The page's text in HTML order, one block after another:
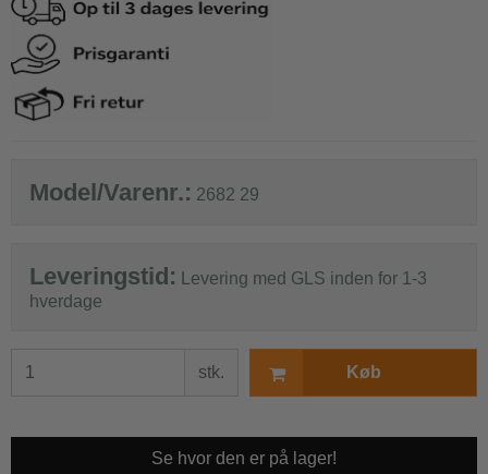
Model/Varenr.: 2682 29
Leveringstid:
Levering med GLS inden for 1-3
hverdage
stk. Køb
Se hvor den er på lager!